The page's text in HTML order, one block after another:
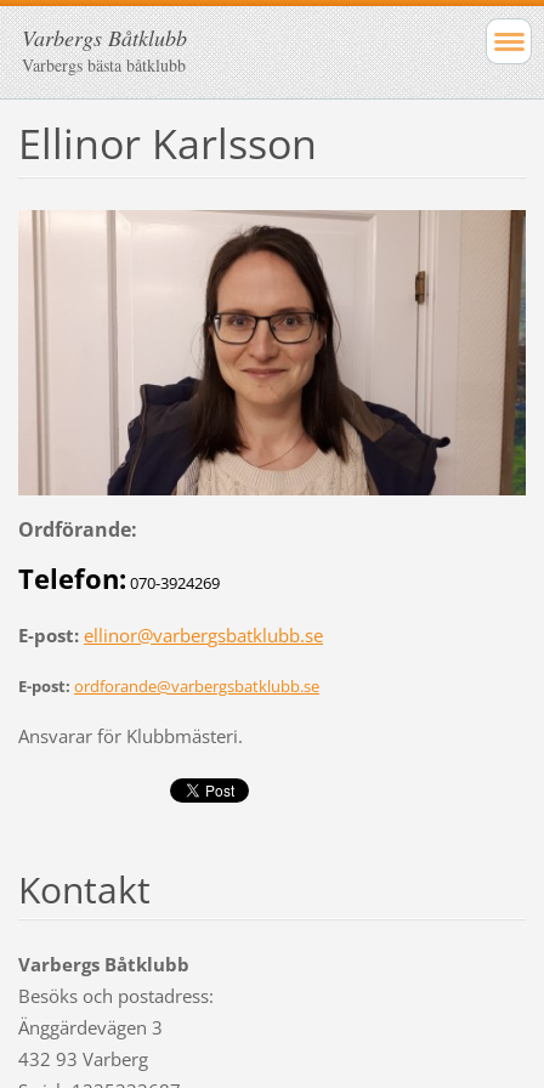
Varbergs Båtklubb
Varbergs bästa båtklubb
Ellinor Karlsson
Ordförande:
Telefon: 070-3924269
E-post: ellinor@varbergsbatklubb.se
E-post: ordforande@varbergsbatklubb.se
Ansvarar för Klubbmästeri.
Kontakt
Varbergs Båtklubb
Besöks och postadress:
Änggärdevägen 3
432 93 Varberg